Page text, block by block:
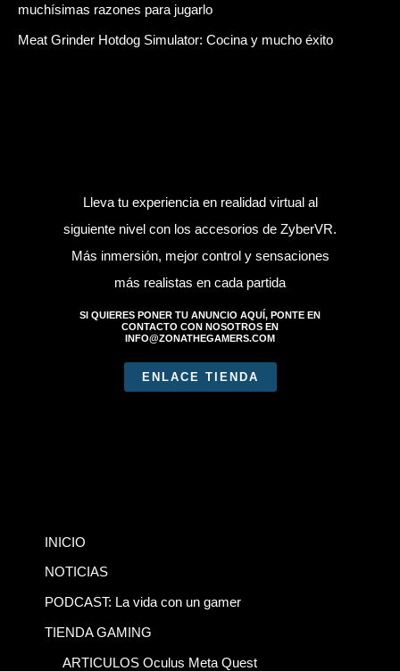
muchísimas razones para jugarlo
Meat Grinder Hotdog Simulator: Cocina y mucho éxito
Lleva tu experiencia en realidad virtual al
siguiente nivel con los accesorios de ZyberVR.
Más inmersión, mejor control y sensaciones
más realistas en cada partida
SI QUIERES PONER TU ANUNCIO AQUÍ, PONTE EN
CONTACTO CON NOSOTROS EN
INFO@ZONATHEGAMERS.COM
ENLACE TIENDA
INICIO
NOTICIAS
PODCAST: La vida con un gamer
TIENDA GAMING
ARTICULOS Oculus Meta Quest